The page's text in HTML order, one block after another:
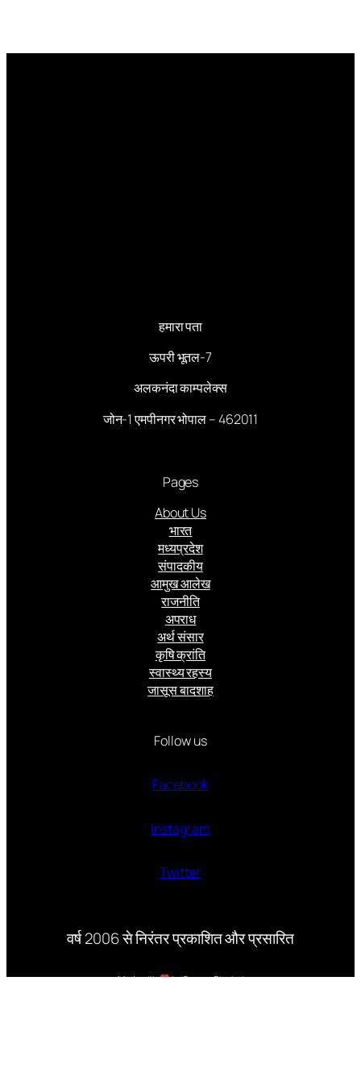
हमारा पता
ऊपरी भूतल-7
अलकनंदा काम्पलेक्स
जोन-1 एमपीनगर भोपाल – 462011
Pages
About Us
भारत
मध्यप्रदेश
संपादकीय
आमुख आलेख
राजनीति
अपराध
अर्थ संसार
कृषि क्रांति
स्वास्थ्य रहस्य
जासूस बादशाह
Follow us
Facebook
Instagram
Twitter
वर्ष 2006 से निरंतर प्रकाशित और प्रसारित
Made with by Suveer Singhai